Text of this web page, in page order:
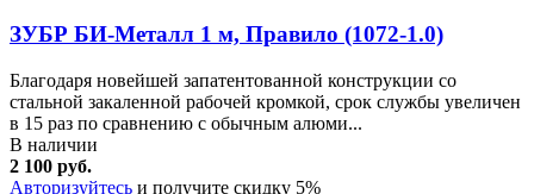
ЗУБР БИ-Металл 1 м, Правило (1072-1.0)
Благодаря новейшей запатентованной конструкции со
стальной закаленной рабочей кромкой, срок службы увеличен
в 15 раз по сравнению с обычным алюми...
В наличии
2 100 руб.
Авторизуйтесь и получите скидку 5%